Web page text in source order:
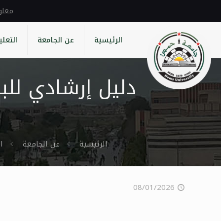
الرئيسية عن الجامعة
الرئيسية عن الجامعة
08/01/2026